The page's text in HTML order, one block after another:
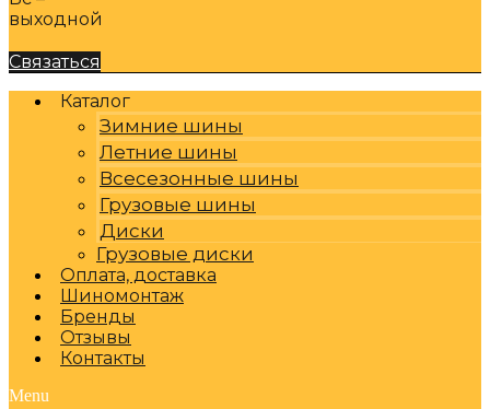
выходной
Связаться
Каталог
Зимние шины
Летние шины
Всесезонные шины
Грузовые шины
Диски
Грузовые диски
Оплата, доставка
Шиномонтаж
Бренды
Отзывы
Контакты
Menu